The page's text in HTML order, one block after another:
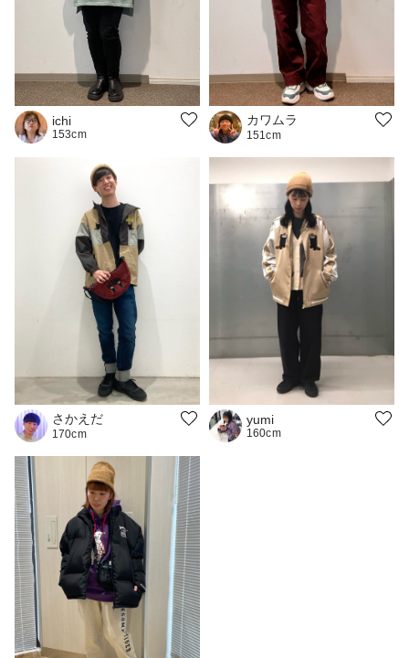
ichi
153cm
カワムラ
151cm
さかえだ
170cm
yumi
160cm